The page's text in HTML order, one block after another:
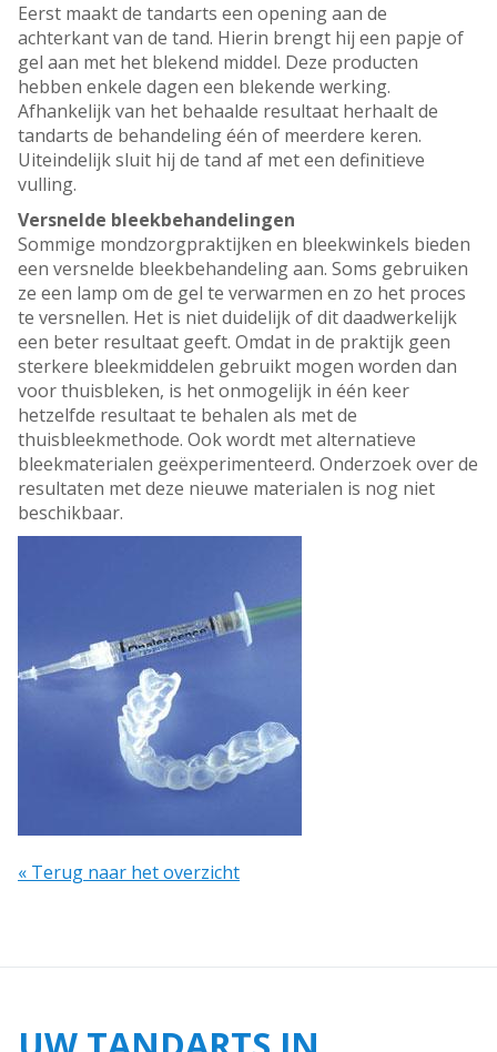
Eerst maakt de tandarts een opening aan de
achterkant van de tand. Hierin brengt hij een papje of
gel aan met het blekend middel. Deze producten
hebben enkele dagen een blekende werking.
Afhankelijk van het behaalde resultaat herhaalt de
tandarts de behandeling één of meerdere keren.
Uiteindelijk sluit hij de tand af met een definitieve
vulling.
Versnelde bleekbehandelingen
Sommige mondzorgpraktijken en bleekwinkels bieden
een versnelde bleekbehandeling aan. Soms gebruiken
ze een lamp om de gel te verwarmen en zo het proces
te versnellen. Het is niet duidelijk of dit daadwerkelijk
een beter resultaat geeft. Omdat in de praktijk geen
sterkere bleekmiddelen gebruikt mogen worden dan
voor thuisbleken, is het onmogelijk in één keer
hetzelfde resultaat te behalen als met de
thuisbleekmethode. Ook wordt met alternatieve
bleekmaterialen geëxperimenteerd. Onderzoek over de
resultaten met deze nieuwe materialen is nog niet
beschikbaar.
« Terug naar het overzicht